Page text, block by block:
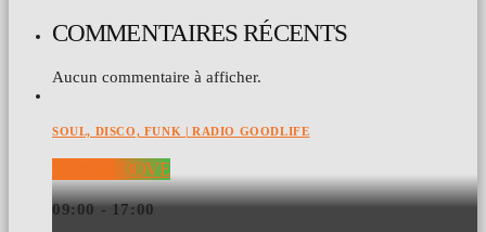
COMMENTAIRES RÉCENTS
Aucun commentaire à afficher.
SOUL, DISCO, FUNK | RADIO GOODLIFE
DAY GROOVE
09:00 - 17:00